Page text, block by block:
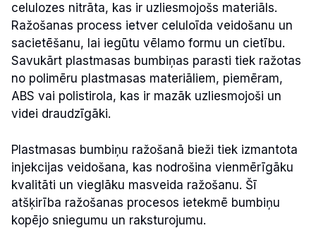
celulozes nitrāta, kas ir uzliesmojošs materiāls.
Ražošanas process ietver celuloīda veidošanu un
sacietēšanu, lai iegūtu vēlamo formu un cietību.
Savukārt plastmasas bumbiņas parasti tiek ražotas
no polimēru plastmasas materiāliem, piemēram,
ABS vai polistirola, kas ir mazāk uzliesmojoši un
videi draudzīgāki.
Plastmasas bumbiņu ražošanā bieži tiek izmantota
injekcijas veidošana, kas nodrošina vienmērīgāku
kvalitāti un vieglāku masveida ražošanu. Šī
atšķirība ražošanas procesos ietekmē bumbiņu
kopējo sniegumu un raksturojumu.